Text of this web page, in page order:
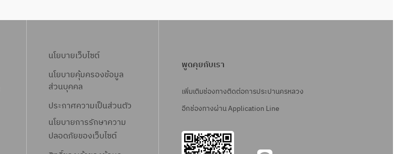
นโยบายเว็บไซต์
นโยบายคุ้มครองข้อมูล
ส่วนบุคคล
ประกาศความเป็นส่วนตัว
นโยบายการรักษาความ
ปลอดภัยของเว็บไซต์
พูดคุยกับเรา
เพิ่มเติมช่องทางติดต่อการประปานครหลวง
อีกช่องทางผ่าน Application Line